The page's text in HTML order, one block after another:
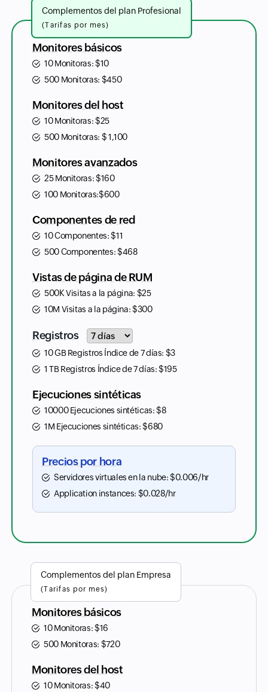
Complementos del plan Profesional
(Tarifas por mes)
Monitores básicos
10 Monitoras:$10
500 Monitoras: $450
Monitores del host
10 Monitoras:$25
500 Monitoras: $1,100
Monitores avanzados
25 Monitoras:$160
100 Monitoras:$600
Componentes de red
10 Componentes:$11
500 Componentes:$468
Vistas de página de RUM
500K Visitas a la página: $25
10M Visitas a la página:$300
Registros Input field
10 GB Registros Índice de 7 días: $3
1 TB Registros Índice de 7 días:$195
Ejecuciones sintéticas
10000 Ejecuciones sintéticas:$8
1M Ejecuciones sintéticas:$680
Precios por hora
Servidores virtuales en la nube:$0.006/hr
Application instances: $0.028/hr
Complementos del plan Empresa
(Tarifas por mes)
Monitores básicos
10 Monitoras:$16
500 Monitoras: $720
Monitores del host
10 Monitoras:$40